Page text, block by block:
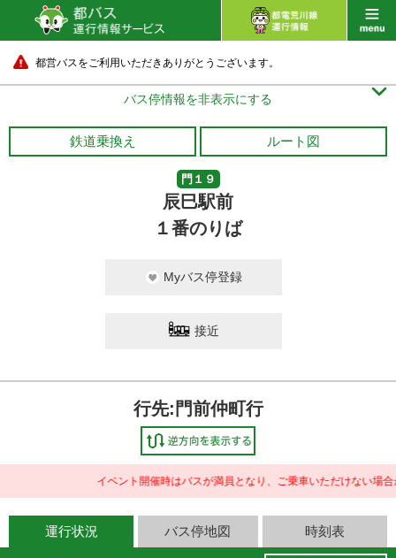
都営バスをご利用いただきありがとうございます。
バス停情報を非表示にする 
鉄道乗換え ルート図
門１９
辰巳駅前
１番のりば
Myバス停登録
接近
行先:門前仲町行
イベント開催時はバスが満員となり、ご乗車いただけない場合
運行状況 バス停地図 時刻表